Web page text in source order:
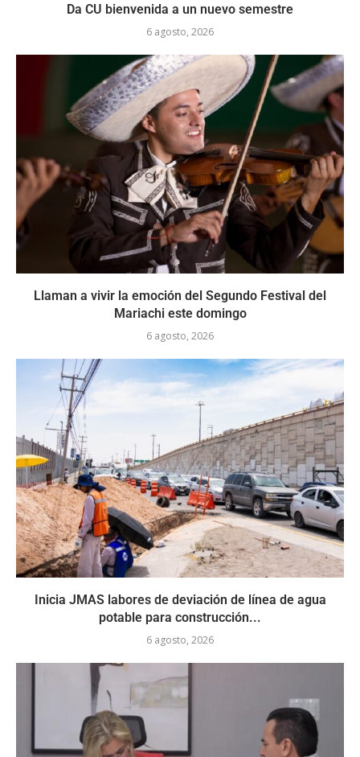
Da CU bienvenida a un nuevo semestre
6 agosto, 2026
Llaman a vivir la emoción del Segundo Festival del
Mariachi este domingo
6 agosto, 2026
Inicia JMAS labores de deviación de línea de agua
potable para construcción...
6 agosto, 2026